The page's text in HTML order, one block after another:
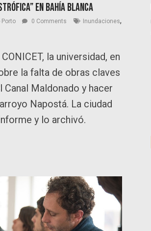
en Bahía Blanca
Porto 0 Comments Inundaciones,
la universidad, en
la falta de obras claves
Canal Maldonado y hacer
Napostá. La ciudad
y lo archivó.